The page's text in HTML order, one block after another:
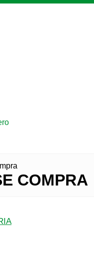
COMPRA